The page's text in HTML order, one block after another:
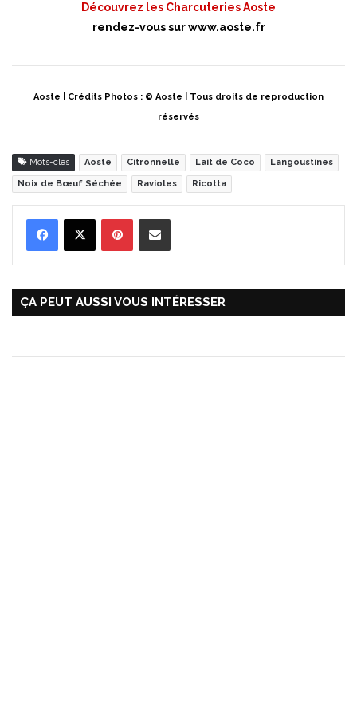
Découvrez les Charcuteries Aoste
rendez-vous surwww.aoste.fr
Aoste | Crédits Photos : © Aoste | Tous droits de reproduction
réservés
Mots-clés Aoste Citronnelle Lait de Coco Langoustines
Noix de Bœuf Séchée Ravioles Ricotta
ÇA PEUT AUSSI VOUS INTÉRESSER